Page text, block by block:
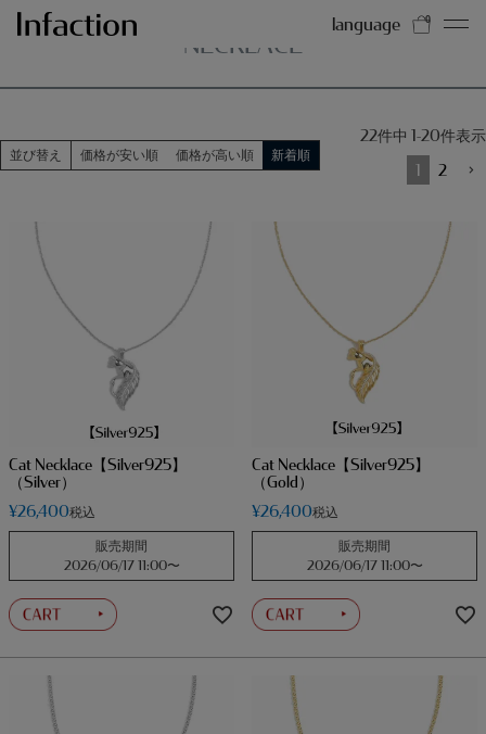
language 0
HOME NECKLACE
NECKLACE
並び替え 価格が安い順 価格が高い順 新着順
22件中 1-20件表示
1
2
Cat Necklace【Silver925】
（Silver）
¥26,400税込
販売期間
2026/06/17 11:00〜
Cat Necklace【Silver925】
（Gold）
¥26,400税込
販売期間
2026/06/17 11:00〜